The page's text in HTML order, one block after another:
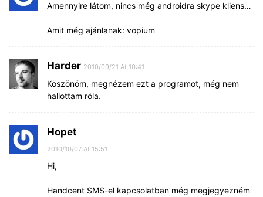
Amennyire látom, nincs még androidra skype kliens…
Amit még ajánlanak: vopium
Harder 2010/09/21 At 10:41
Köszönöm, megnézem ezt a programot, még nem
hallottam róla.
Hopet
2010/10/07 At 15:51
Hi,
Handcent SMS-el kapcsolatban még megjegyezném